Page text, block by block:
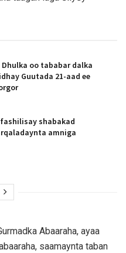
oo tababar dalka
Guutada 21-aad ee
fashilisay shabakad
amniga
Abaaraha, ayaa
saamaynta taban